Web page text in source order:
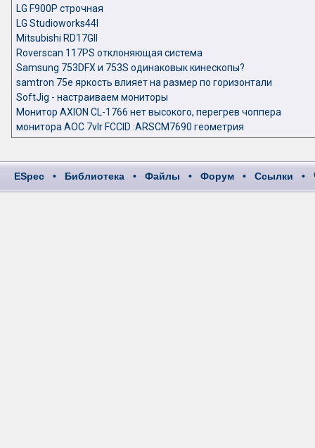
LG F900P строчная
LG Studioworks44I
Mitsubishi RD17GII
Roverscan 117PS отклоняющая система
Samsung 753DFX и 753S одинаковык кинескопы?
samtron 75e яркость влияет на размер по горизонтали
SoftJig - настраиваем мониторы
Монитор AXION CL-1766 нет высокого, перегрев чоппера
монитора AOC 7vlr FCCID :ARSCM7690 геометрия
ESpec • Библиотека • Файлы • Форум • Ссылки •